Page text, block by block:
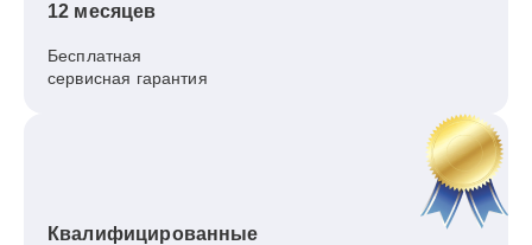
12 месяцев
Бесплатная
сервисная гарантия
Квалифицированные